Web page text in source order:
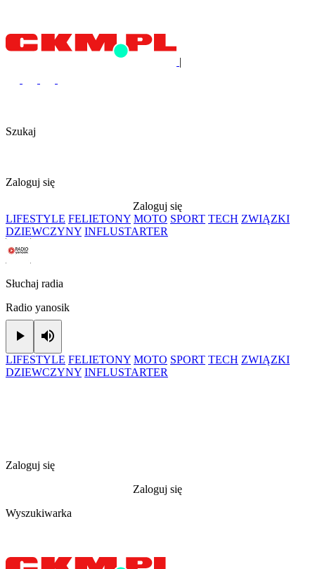
|
Szukaj
Zaloguj się
Zaloguj się
LIFESTYLE FELIETONY MOTO SPORT TECH ZWIĄZKI
DZIEWCZYNY INFLUSTARTER
Słuchaj radia
Radio yanosik
Play
LIFESTYLE FELIETONY MOTO SPORT TECH ZWIĄZKI
DZIEWCZYNY INFLUSTARTER
Zaloguj się
Zaloguj się
Wyszukiwarka